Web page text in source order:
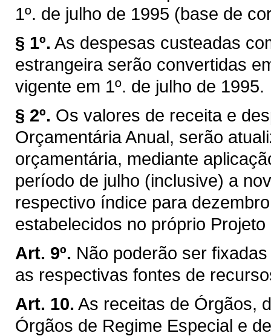
1º. de julho de 1995 (base de
§ 1º. As despesas custeadas
estrangeira serão convertidas
vigente em 1º. de julho de 1995.
§ 2º. Os valores de receita e
Orçamentária Anual, serão
orçamentária, mediante
período de julho (inclusive) a
respectivo índice para
estabelecidos no próprio Projeto
Art. 9º. Não poderão ser
as respectivas fontes de
Art. 10. As receitas de Órgãos,
Órgãos de Regime Especial e